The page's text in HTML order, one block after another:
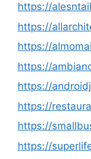
https://
https://
https://
https://
https://
https://
https://
https://